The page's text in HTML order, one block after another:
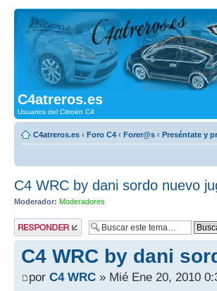
C4atreros.es
Usuarios del Citroën C4
C4atreros.es ‹ Foro C4 ‹ Forer@s ‹ Preséntate y
C4 WRC by dani sordo nuevo
Moderador: Moderadores
Publicar una
respuesta
C4 WRC by dani
por C4 WRC » Mié Ene 20, 2010